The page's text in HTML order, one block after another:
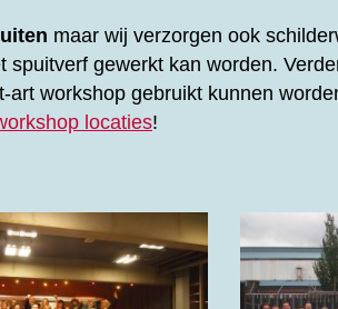
maar wij verzorgen ook
gewerkt kan worden.
workshop gebruikt kunnen
locaties!